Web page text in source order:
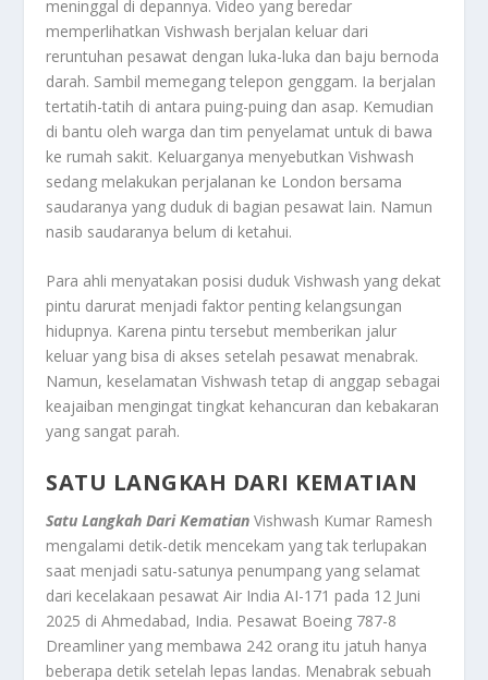
meninggal di depannya. Video yang beredar
memperlihatkan Vishwash berjalan keluar dari
reruntuhan pesawat dengan luka-luka dan baju bernoda
darah. Sambil memegang telepon genggam. Ia berjalan
tertatih-tatih di antara puing-puing dan asap. Kemudian
di bantu oleh warga dan tim penyelamat untuk di bawa
ke rumah sakit. Keluarganya menyebutkan Vishwash
sedang melakukan perjalanan ke London bersama
saudaranya yang duduk di bagian pesawat lain. Namun
nasib saudaranya belum di ketahui.
Para ahli menyatakan posisi duduk Vishwash yang dekat
pintu darurat menjadi faktor penting kelangsungan
hidupnya. Karena pintu tersebut memberikan jalur
keluar yang bisa di akses setelah pesawat menabrak.
Namun, keselamatan Vishwash tetap di anggap sebagai
keajaiban mengingat tingkat kehancuran dan kebakaran
yang sangat parah.
SATU LANGKAH DARI KEMATIAN
Satu Langkah Dari Kematian Vishwash Kumar Ramesh
mengalami detik-detik mencekam yang tak terlupakan
saat menjadi satu-satunya penumpang yang selamat
dari kecelakaan pesawat Air India AI-171 pada 12 Juni
2025 di Ahmedabad, India. Pesawat Boeing 787-8
Dreamliner yang membawa 242 orang itu jatuh hanya
beberapa detik setelah lepas landas. Menabrak sebuah